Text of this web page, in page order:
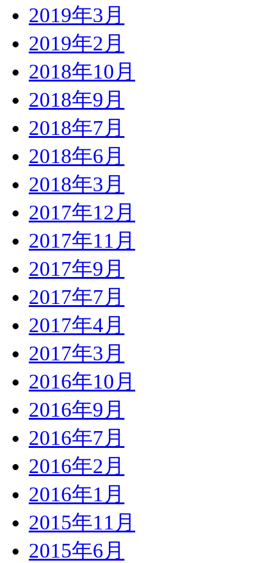
2019年3月
2019年2月
2018年10月
2018年9月
2018年7月
2018年6月
2018年3月
2017年12月
2017年11月
2017年9月
2017年7月
2017年4月
2017年3月
2016年10月
2016年9月
2016年7月
2016年2月
2016年1月
2015年11月
2015年6月